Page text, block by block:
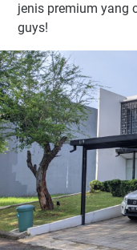
jenis premium yang
guys!